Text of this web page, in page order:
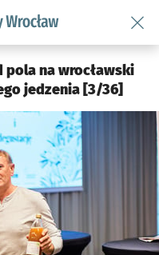
Strategia
pola na wrocławski
jedzenia [3/36]